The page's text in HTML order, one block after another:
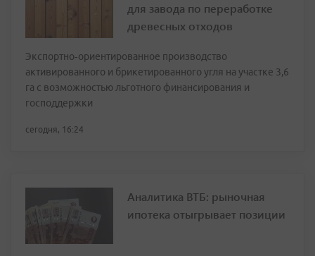
для завода по переработке
древесных отходов
Экспортно‑ориентированное производство
активированного и брикетированного угля на участке 3,6
га с возможностью льготного финансирования и
господдержки
сегодня, 16:24
Аналитика ВТБ: рыночная
ипотека отыгрывает позиции